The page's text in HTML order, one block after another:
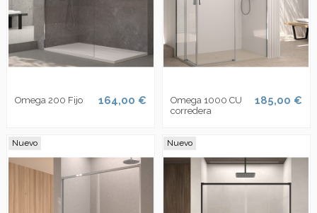
Omega 200 Fijo 164,00 €
Omega 1000 CU
corredera
185,00 €
Nuevo Nuevo